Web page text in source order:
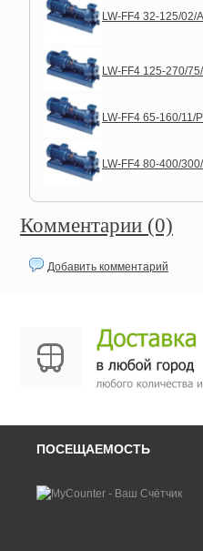
LW-FF4 32-125/02/
LW-FF4 125-270/
LW-FF4 65-160/11/
LW-FF4 80-400/
Комментарии (0)
Добавить комментарий
ПОСЕЩАЕМОСТЬ